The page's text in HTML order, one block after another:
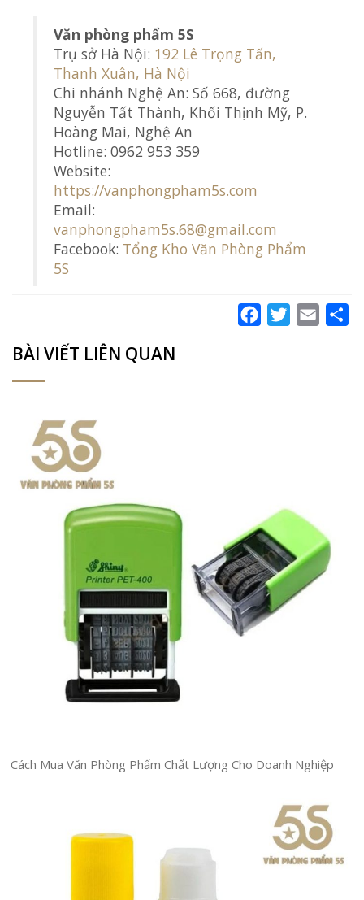
Văn phòng phẩm 5S
Trụ sở Hà Nội: 192 Lê Trọng Tấn,
Thanh Xuân, Hà Nội
Chi nhánh Nghệ An: Số 668, đường
Nguyễn Tất Thành, Khối Thịnh Mỹ, P.
Hoàng Mai, Nghệ An
Hotline: 0962 953 359
Website:
https://vanphongpham5s.com
Email:
vanphongpham5s.68@gmail.com
Facebook: Tổng Kho Văn Phòng Phẩm
5S
FacebookTwitterEmail
BÀI VIẾT LIÊN QUAN
Cách Mua Văn Phòng Phẩm Chất Lượng Cho Doanh Nghiệp